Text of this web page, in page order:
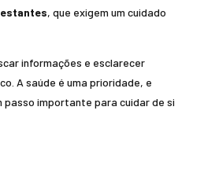
, que exigem um cuidado
informações e esclarecer
A saúde é uma prioridade, e
passo importante para cuidar de si